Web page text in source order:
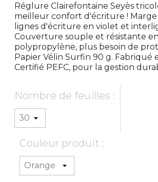
Réglure Clairefontaine Seyès
meilleur confort d'écriture !
lignes d'écriture en violet et
Couverture souple et résistante en
polypropylène, plus besoin de
Papier Vélin Surfin 90 g. Fabriqué
Certifié PEFC, pour la gestion
Nombre de feuilles :
Couleur produit :